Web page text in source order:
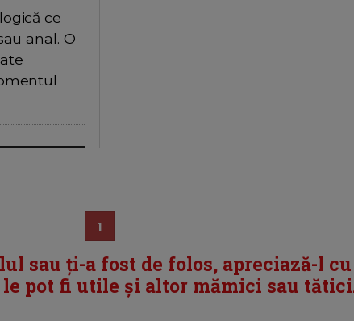
ce
anal. O
1
sau ți-a fost de folos, apreciază-l
pot fi utile și altor mămici sau